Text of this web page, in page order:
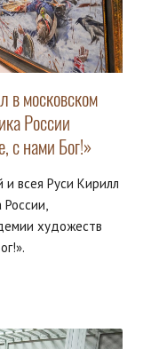
в московском
России
с нами Бог!»
всея Руси Кирилл
художеств